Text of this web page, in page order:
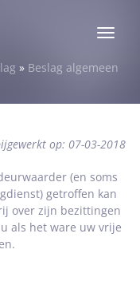
Toggle
» Beslag algemeen
op: 07-03-2018
(en soms
getroffen kan
over zijn bezittingen
als het ware uw vrije